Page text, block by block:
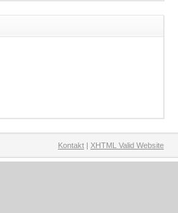
Kontakt | XHTML Valid Website